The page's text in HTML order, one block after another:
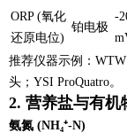
ORP (氧化
还原电位)
铂电极
-
推荐仪器示例 ：
头；YSI ProQuatro。
2. 营养盐与有机
氨氮 (NH₄⁺-N)